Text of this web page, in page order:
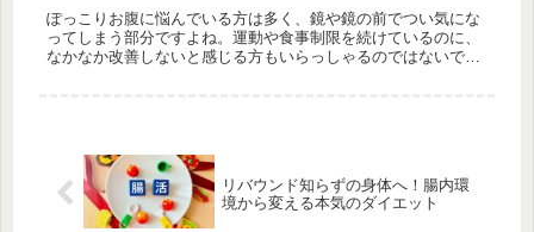
ぽっこりお腹に悩んでいる方は多く、鏡や鏡の前でつい気にな
ってしまう部分ですよね。運動や食事制限を続けているのに、
なかなか改善しないと感じる方もいらっしゃるのではないでし
リバウンド知らずの身体へ！腸内環
境から変える本気のダイエット